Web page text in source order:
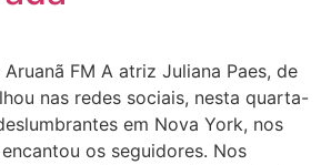
FM A atriz Juliana Paes, de
nas redes sociais, nesta quarta-
em Nova York, nos
os seguidores. Nos